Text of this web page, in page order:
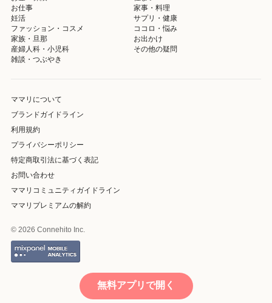
お仕事
家事・料理
妊活
サプリ・健康
ファッション・コスメ
ココロ・悩み
家族・旦那
お出かけ
産婦人科・小児科
その他の疑問
雑談・つぶやき
ママリについて
ブランドガイドライン
利用規約
プライバシーポリシー
特定商取引法に基づく表記
お問い合わせ
ママリコミュニティガイドライン
ママリプレミアムの解約
© 2026 Connehito Inc.
無料アプリで開く